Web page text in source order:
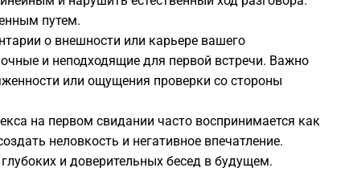
путем.
о внешности или карьере вашего
и неподходящие для первой встречи. Важно
или ощущения проверки со стороны
на первом свидании часто воспринимается как
неловкость и негативное впечатление.
и доверительных бесед в будущем.